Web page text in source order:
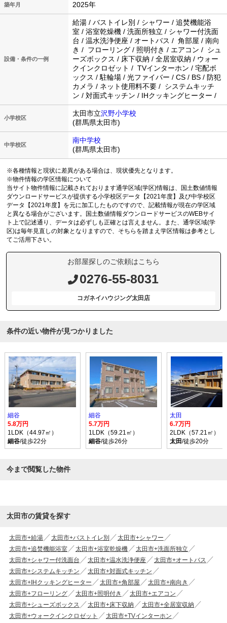
築年月 2025年
設備・条件の一例
給湯 / バストイレ別 / シャワー / 追焚機能浴
室 / 浴室乾燥機 / 洗面所独立 / シャワー付洗面
台 / 温水洗浄便座 / オートバス / 角部屋 / 南向
き / フローリング / 照明付き / エアコン / シュ
ーズボックス / 床下収納 / 全居室収納 / ウォー
クインクロゼット / TVインターホン / 宅配ボ
ックス / 駐輪場 / 光ファイバー / CS / BS / 防犯
カメラ / ネット使用料不要 / システムキッチ
ン / 対面式キッチン / IHクッキングヒーター /
小学校区
太田市立沢野小学校
(群馬県太田市)
中学校区
南中学校
(群馬県太田市)
※各種情報と現状に差異がある場合は、現状優先となります。
※物件情報の学区情報について
当サイト物件情報に記載されております通学区域(学区)情報は、国土数値情報
ダウンロードサービスが提供する小学校区データ【2021年度】及び中学校区
データ【2021年度】を元に加工したものですので、記載情報が現在の学区域
と異なる場合がございます。国土数値情報ダウンロードサービスのWEBサイ
ト上で記述通り、データは必ずしも正確とは言えません。また、通学区域(学
区)は毎年見直しの対象となりますので、そちらを踏まえ学区情報は参考とし
てご活用下さい。
お部屋探しのご依頼はこちら
0276-55-8031
コガネイハウジング太田店
条件の近い物件が見つかりました
細谷
5.8万円
1LDK（44.97㎡）
細谷/徒歩22分
細谷
5.7万円
1LDK（59.21㎡）
細谷/徒歩26分
太田
6.7万円
2LDK（57.21㎡）
太田/徒歩20分
今まで閲覧した物件
太田市の賃貸を探す
太田市+給湯 太田市+バストイレ別
太田市+シャワー
太田市+追焚機能浴室
太田市+浴室乾燥機
太田市+洗面所独立
太田市+シャワー付洗面台
太田市+温水洗浄便座
太田市+オートバス
太田市+システムキッチン
太田市+対面式キッチン
太田市+IHクッキングヒーター
太田市+角部屋
太田市+南向き
太田市+フローリング
太田市+照明付き
太田市+エアコン
太田市+シューズボックス
太田市+床下収納
太田市+全居室収納
太田市+ウォークインクロゼット
太田市+TVインターホン